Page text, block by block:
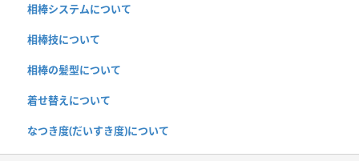
相棒システムについて
相棒技について
相棒の髪型について
着せ替えについて
なつき度(だいすき度)について